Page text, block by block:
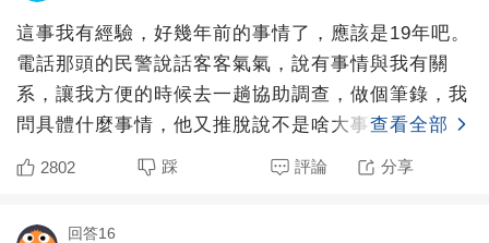
這事我有經驗，好幾年前的事情了，應該是19年吧。
電話那頭的民警說話客客氣氣，說有事情與我有關
系，讓我方便的時候去一趟協助調查，做個筆錄，我
問具體什麼事情，他又推脫說不是啥大事，過來就知
道。然后我尋思，
查看全部
2802 踩 評論 分享
回答16